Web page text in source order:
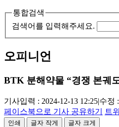
통합검색
검색어를 입력해주세요.
오피니언
BTK 분해약물 “경쟁 본궤
기사입력 : 2024-12-13 12:25|수정
페이스북으로 기사 공유하기
트
인쇄 글자 작게 글자 크게